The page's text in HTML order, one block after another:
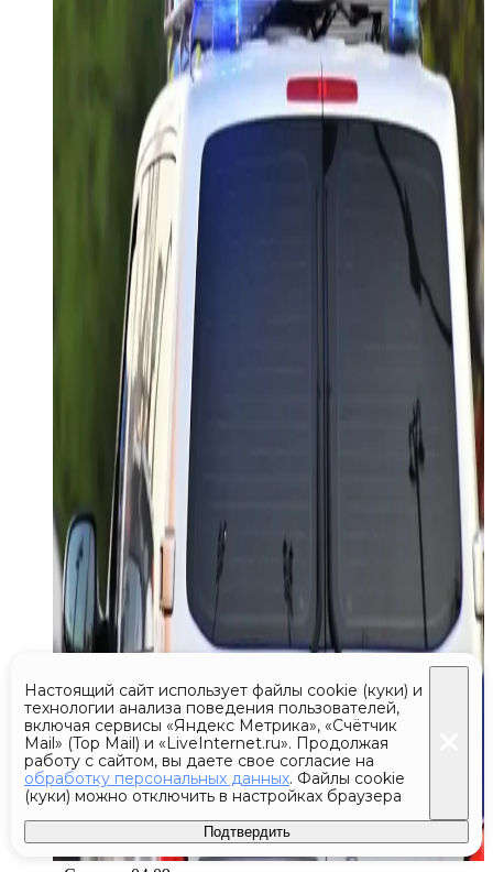
Настоящий сайт использует файлы cookie (куки) и
технологии анализа поведения пользователей,
включая сервисы «Яндекс Метрика», «Счётчик
Mail» (Top Mail) и «LiveInternet.ru». Продолжая
работу с сайтом, вы даете свое согласие на
обработку персональных данных. Файлы cookie
(куки) можно отключить в настройках браузера
Подтвердить